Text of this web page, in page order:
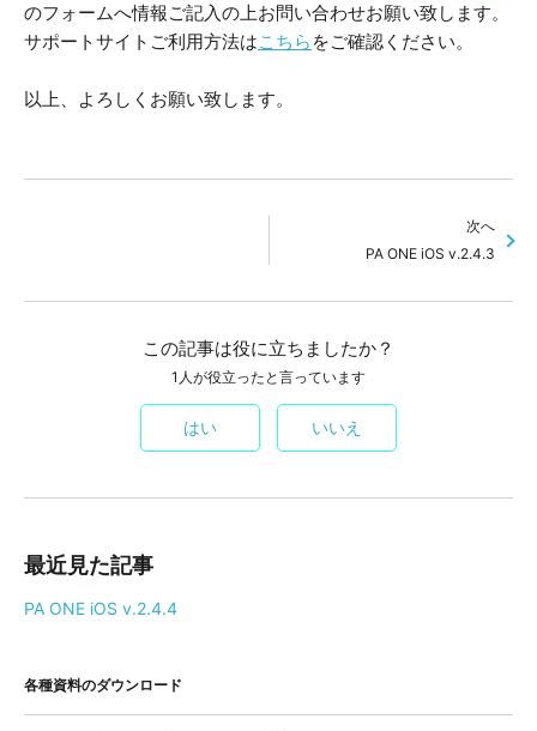
のフォームへ情報ご記入の上お問い合わせお願い致します。
サポートサイトご利用方法はこちら をご確認ください。
以上、よろしくお願い致します。
次へ
PA ONE iOS v.2.4.3
この記事は役に立ちましたか？
1人が役立ったと言っています
はい いいえ
最近見た記事
PA ONE iOS v.2.4.4
各種資料のダウンロード